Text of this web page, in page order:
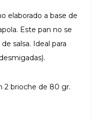
elaborado a base de
Este pan no se
salsa. Ideal para
2 brioche de 80 gr.